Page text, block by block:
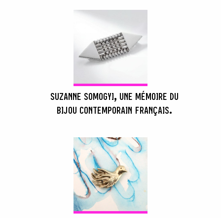
SUZANNE SOMOGYI, UNE MÉMOIRE DU
BIJOU CONTEMPORAIN FRANÇAIS.